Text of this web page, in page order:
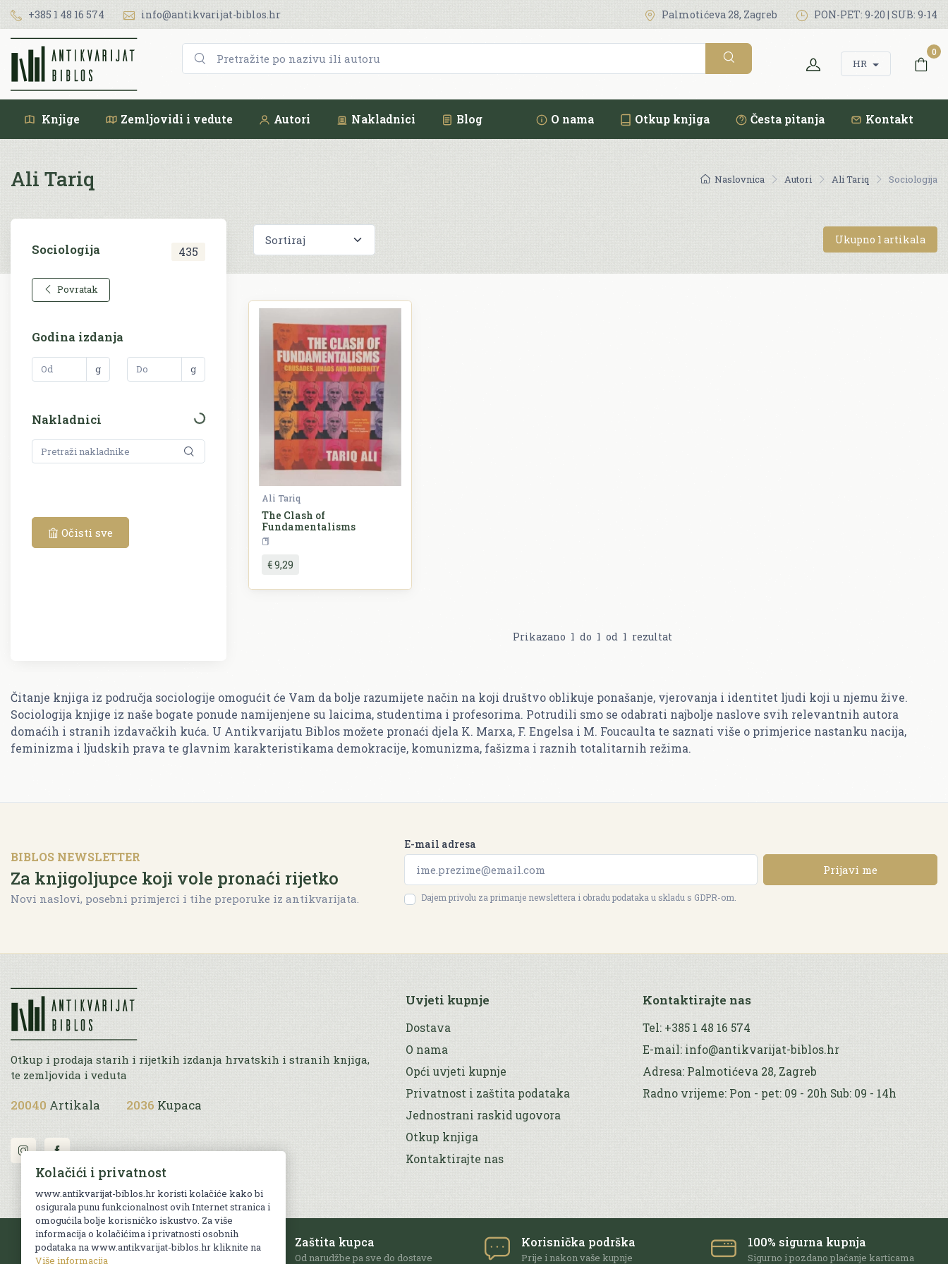
+385 1 48 16 574 info@antikvarijat-biblos.hr Palmotićeva 28, Zagreb PON-PET: 9-20 | SUB: 9-14
HR
0
Knjige Zemljovidi i vedute Autori Nakladnici Blog O nama Otkup knjiga Česta pitanja Kontakt
Naslovnica Autori Ali Tariq Sociologija
Ali Tariq
Sociologija 435
Povratak
Godina izdanja
g g
Nakladnici
Očisti sve
Ukupno 1 artikala
Ali Tariq
The Clash of
Fundamentalisms
€ 9,29
Prikazano 1 do 1 od 1 rezultat
Čitanje knjiga iz područja sociologije omogućit će Vam da bolje razumijete način na koji društvo oblikuje ponašanje, vjerovanja i identitet ljudi koji u njemu žive.
Sociologija knjige iz naše bogate ponude namijenjene su laicima, studentima i profesorima. Potrudili smo se odabrati najbolje naslove svih relevantnih autora
domaćih i stranih izdavačkih kuća. U Antikvarijatu Biblos možete pronaći djela K. Marxa, F. Engelsa i M. Foucaulta te saznati više o primjerice nastanku nacija,
feminizma i ljudskih prava te glavnim karakteristikama demokracije, komunizma, fašizma i raznih totalitarnih režima.
BIBLOS NEWSLETTER
Za knjigoljupce koji vole pronaći rijetko
Novi naslovi, posebni primjerci i tihe preporuke iz antikvarijata.
E-mail adresa
Prijavi me
Dajem privolu za primanje newslettera i obradu podataka u skladu s GDPR-om.
Otkup i prodaja starih i rijetkih izdanja hrvatskih i stranih knjiga,
te zemljovida i veduta
20040 Artikala 2036 Kupaca
Uvjeti kupnje
Dostava
O nama
Opći uvjeti kupnje
Privatnost i zaštita podataka
Jednostrani raskid ugovora
Otkup knjiga
Kontaktirajte nas
Kontaktirajte nas
Tel: +385 1 48 16 574
E-mail: info@antikvarijat-biblos.hr
Adresa: Palmotićeva 28, Zagreb
Radno vrijeme: Pon - pet: 09 - 20h Sub: 09 - 14h
Besplatna dostava
Za sve narudžbe u RH iznad 70 EUR.
Zaštita kupca
Od narudžbe pa sve do dostave
Korisnička podrška
Prije i nakon vaše kupnje
100% sigurna kupnja
Sigurno i pozdano plaćanje karticama
Kolačići i privatnost
www.antikvarijat-biblos.hr koristi kolačiće kako bi
osigurala punu funkcionalnost ovih Internet stranica i
omogućila bolje korisničko iskustvo. Za više
informacija o kolačićima i privatnosti osobnih
podataka na www.antikvarijat-biblos.hr kliknite na
Više informacija